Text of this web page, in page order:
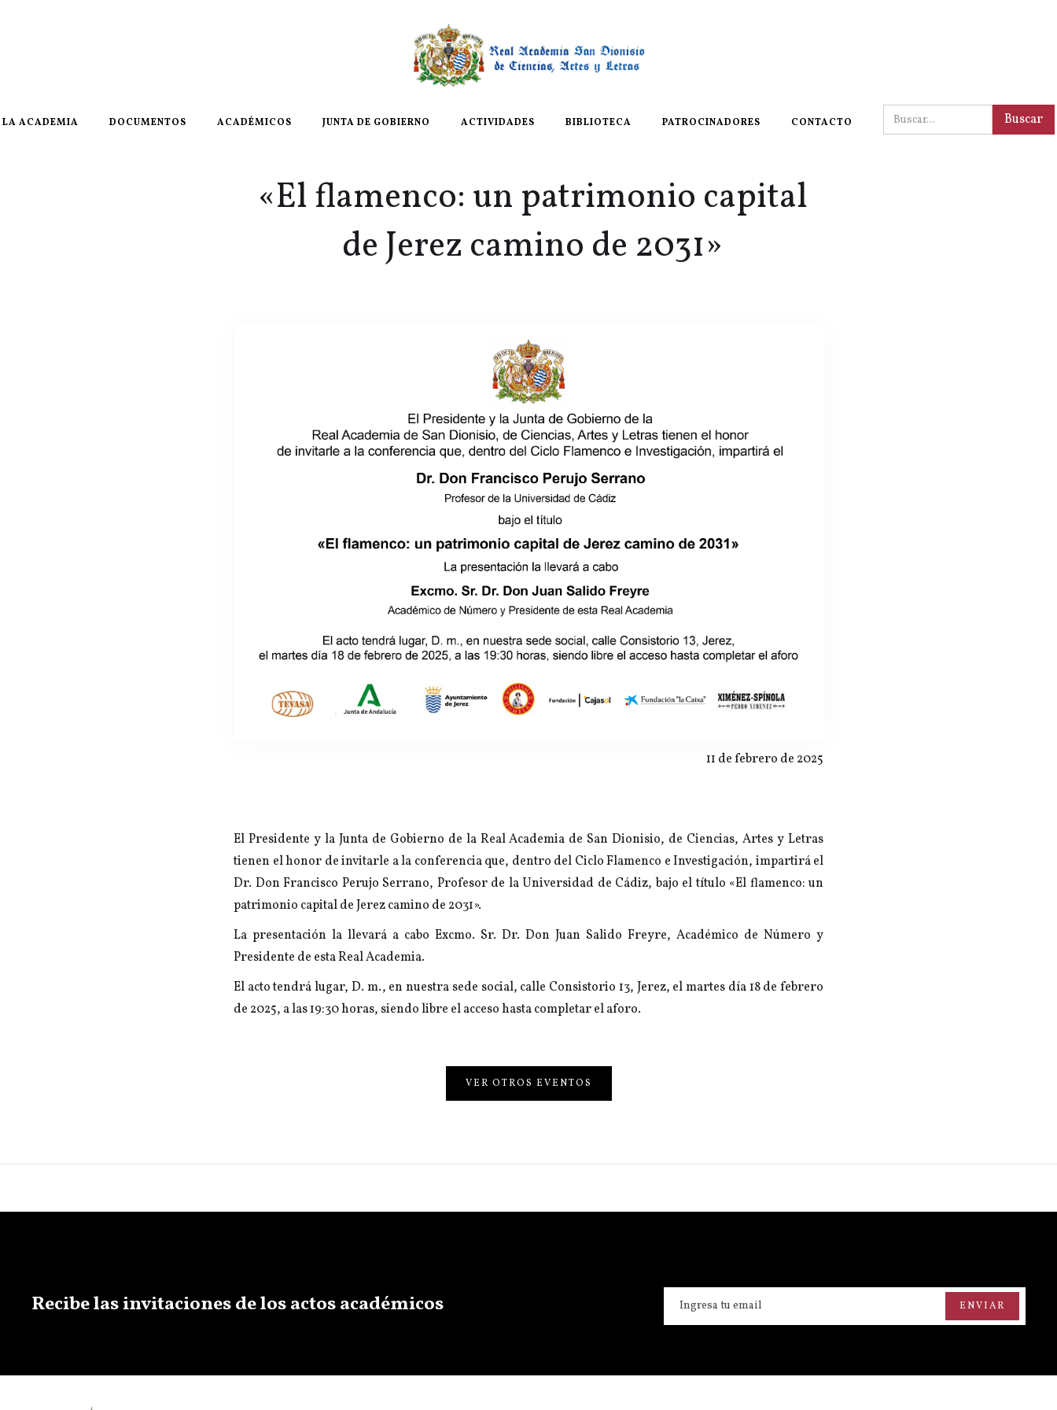
LA ACADEMIA DOCUMENTOS ACADÉMICOS JUNTA DE GOBIERNO ACTIVIDADES BIBLIOTECA PATROCINADORES CONTACTO
«El flamenco: un patrimonio capital
de Jerez camino de 2031»
11 de febrero de 2025
El Presidente y la Junta de Gobierno de la Real Academia de San Dionisio, de Ciencias, Artes y Letras
tienen el honor de invitarle a la conferencia que, dentro del Ciclo Flamenco e Investigación, impartirá el
Dr. Don Francisco Perujo Serrano, Profesor de la Universidad de Cádiz, bajo el título «El flamenco: un
patrimonio capital de Jerez camino de 2031».
La presentación la llevará a cabo Excmo. Sr. Dr. Don Juan Salido Freyre, Académico de Número y
Presidente de esta Real Academia.
El acto tendrá lugar, D. m., en nuestra sede social, calle Consistorio 13, Jerez, el martes día 18 de febrero
de 2025, a las 19:30 horas, siendo libre el acceso hasta completar el aforo.
VER OTROS EVENTOS
Recibe las invitaciones de los actos académicos